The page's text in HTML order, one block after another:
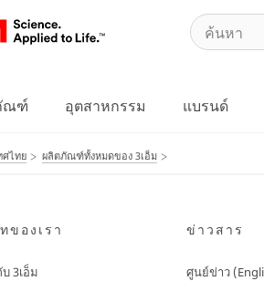
ณฑ์ อุตสาหกรรม แบรนด์
ศไทย ผลิตภัณฑ์ทั้งหมดของ 3เอ็ม
ของเรา
3เอ็ม
ข่าวสาร
ศูนย์ข่าว